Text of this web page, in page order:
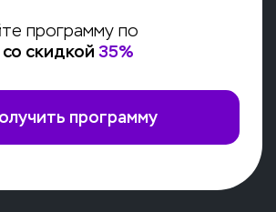
программу по
со скидкой 35%
программу